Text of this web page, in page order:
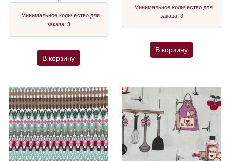
Минимальное количество для
заказа: 3
В корзину
Минимальное количество для
заказа: 3
В корзину